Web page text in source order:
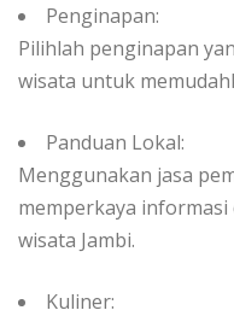
Penginapan:
Pilihlah penginapan
wisata untuk
Panduan Lokal:
Menggunakan jasa
memperkaya
wisata Jambi.
Kuliner: